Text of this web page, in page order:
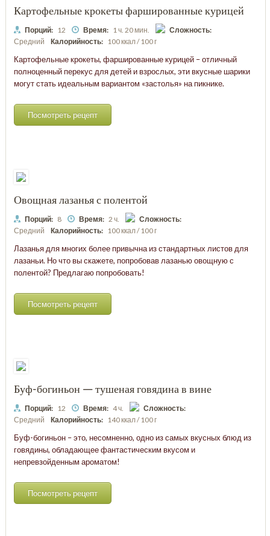
Картофельные крокеты фаршированные курицей
Порций: 12 Время: 1 ч. 20 мин.
Сложность:
Средний
Калорийность: 100 ккал / 100 г
Картофельные крокеты, фаршированные курицей – отличный
полноценный перекус для детей и взрослых, эти вкусные шарики
могут стать идеальным вариантом «застолья» на пикнике.
Посмотреть рецепт
Овощная лазанья с полентой
Порций: 8 Время: 2 ч.
Сложность:
Средний
Калорийность: 100 ккал / 100 г
Лазанья для многих более привычна из стандартных листов для
лазаньи. Но что вы скажете, попробовав лазанью овощную с
полентой? Предлагаю попробовать!
Посмотреть рецепт
Буф-богиньон — тушеная говядина в вине
Порций: 12 Время: 4 ч.
Сложность:
Средний
Калорийность: 140 ккал / 100 г
Буф-богиньон – это, несомненно, одно из самых вкусных блюд из
говядины, обладающее фантастическим вкусом и
непревзойденным ароматом!
Посмотреть рецепт